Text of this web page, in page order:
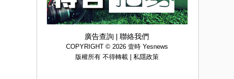
廣告查詢 | 聯絡我們
COPYRIGHT © 2026 壹時 Yesnews
版權所有 不得轉載 | 私隱政策